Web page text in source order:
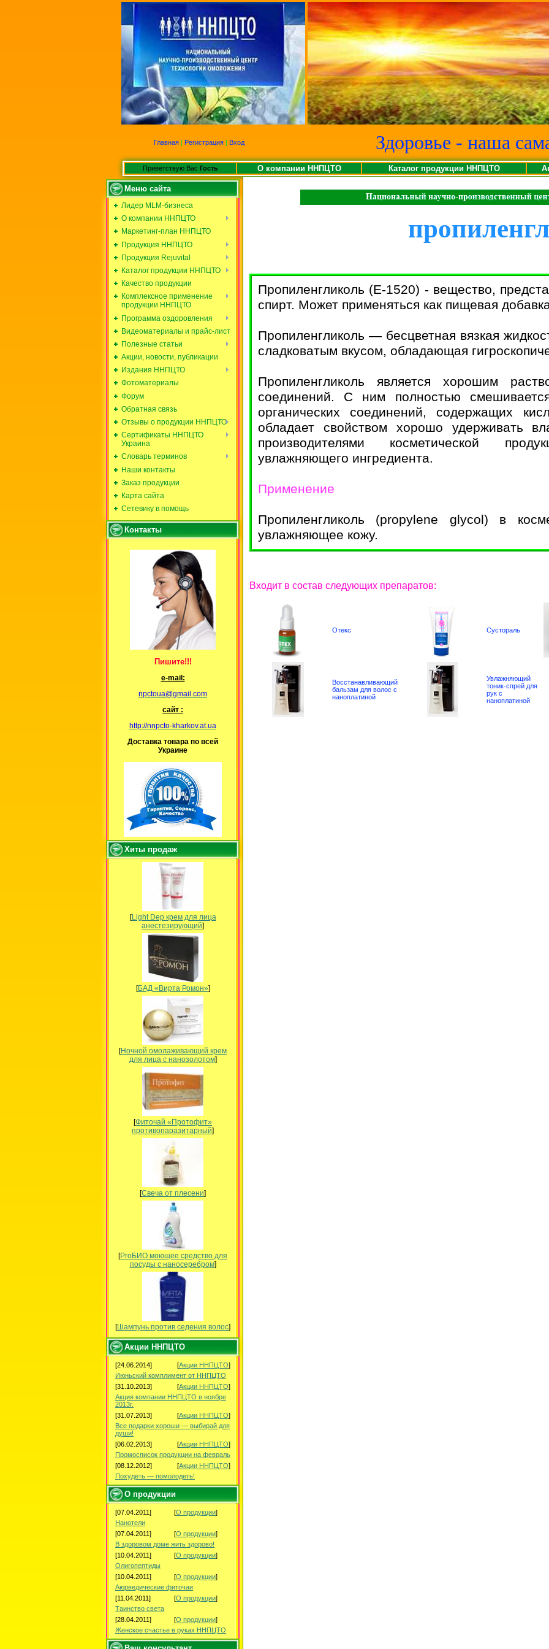
Главная | Регистрация | Вход Здоровье - наша
Приветствую Вас Гость О компании ННПЦТО Каталог продукции ННПЦТО
Меню сайта
Лидер MLM-бизнеса
О компании ННПЦТО
Маркетинг-план ННПЦТО
Продукция ННПЦТО
Продукция Rejuvital
Каталог продукции ННПЦТО
Качество продукции
Комплексное применение
продукции ННПЦТО
Программа оздоровления
Видеоматериалы и прайс-лист
Полезные статьи
Акции, новости, публикации
Издания ННПЦТО
Фотоматериалы
Форум
Обратная связь
Отзывы о продукции ННПЦТО
Сертификаты ННПЦТО
Украина
Словарь терминов
Наши контакты
Заказ продукции
Карта сайта
Сетевику в помощь
Контакты
Пишите!!!
е-mail:
npctoua@gmail.com
сайт :
http://nnpcto-kharkov.at.ua
Доставка товара по всей
Украине
Хиты продаж
[Light Dep крем для лица
анестезирующий]
[БАД «Вирта Ромон»]
[Ночной омолаживающий крем
для лица с нанозолотом]
[Фиточай «Протофит»
противопаразитарный]
[Свеча от плесени]
[ProБИО моющее средство для
посуды c наносеребром]
[Шампунь против седения волос]
Акции ННПЦТО
[24.06.2014] [Акции ННПЦТО]
Июньский комплимент от ННПЦТО
[31.10.2013]
[Акции ННПЦТО]
Акция компании ННПЦТО в ноябре
2013г.
[31.07.2013]
[Акции ННПЦТО]
Все подарки хороши — выбирай для
души!
[06.02.2013]
[Акции ННПЦТО]
Промосписок продукции на февраль
[08.12.2012]
[Акции ННПЦТО]
Похудеть — помолодеть!
О продукции
[07.04.2011] [О продукции]
Нанотели
[07.04.2011]
[О продукции]
В здоровом доме жить здорово!
[10.04.2011]
[О продукции]
Олигопептиды
[10.04.2011]
[О продукции]
Аюрведические фиточаи
[11.04.2011]
[О продукции]
Таинство света
[28.04.2011]
[О продукции]
Женское счастье в руках ННПЦТО
Пропиленгликоль (Е-1520) - вещество,
спирт. Может применяться как пищевая
Пропиленгликоль — бесцветная вязкая
сладковатым вкусом, обладающая
Пропиленгликоль является хорошим
соединений. С ним полностью
органических соединений, содержащих
обладает свойством хорошо удерживать
производителями косметической
увлажняющего ингредиента.
Применение
Пропиленгликоль (propylene glycol) в
увлажняющее кожу.
Входит в состав следующих препаратов:
Отекс Сустораль
Восстанавливающий
бальзам для волос с
наноплатиной
Увлажняющий
тоник-спрей для
рук с
наноплатиной